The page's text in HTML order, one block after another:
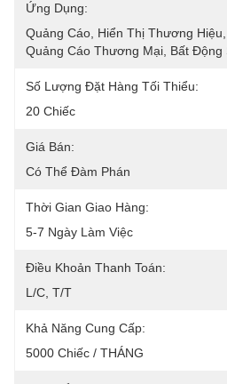
Ứng Dụng:
Quảng Cáo, Hiển Thị Thương
Quảng Cáo Thương Mại, Bất Động
Số Lượng Đặt Hàng Tối Thiểu:
20 Chiếc
Giá Bán:
Có Thể Đàm Phán
Thời Gian Giao Hàng:
5-7 Ngày Làm Việc
Điều Khoản Thanh Toán:
L/C, T/T
Khả Năng Cung Cấp:
5000 Chiếc / THÁNG